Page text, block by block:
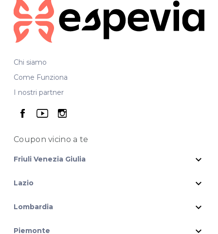
Chi siamo
Come Funziona
I nostri partner
seguici su facebook
seguici su youtube
seguici su instagram
Coupon vicinoa te
Friuli Venezia Giulia expand_more
Lazio expand_more
Lombardia expand_more
Piemonte expand_more